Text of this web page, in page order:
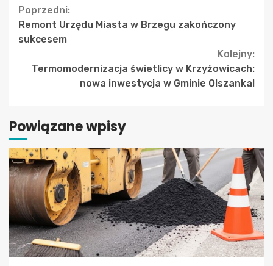
Continue
Reading
Poprzedni:
Remont Urzędu Miasta w Brzegu zakończony
sukcesem
Kolejny:
Termomodernizacja świetlicy w Krzyżowicach:
nowa inwestycja w Gminie Olszanka!
Powiązane wpisy